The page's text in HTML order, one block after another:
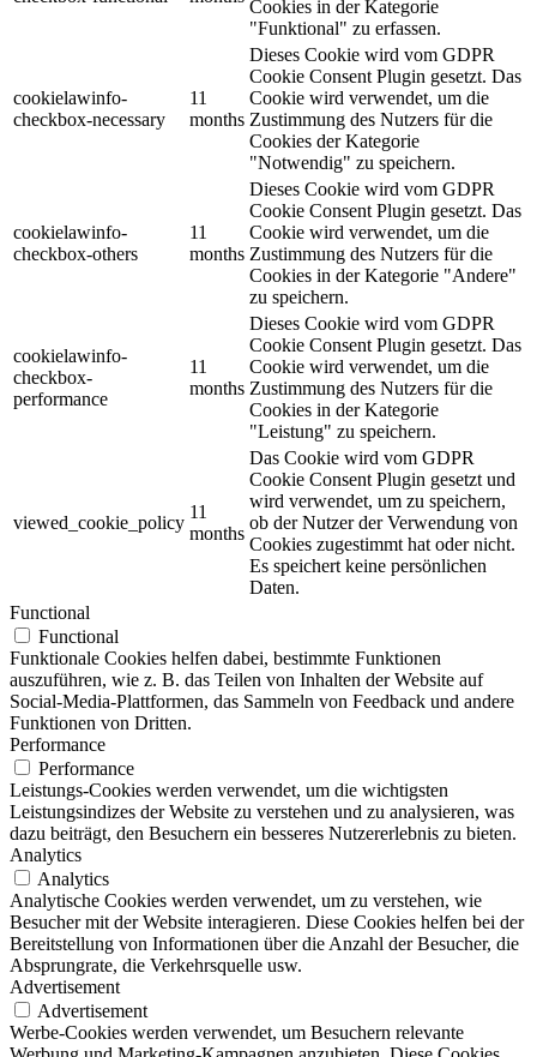
Cookies in der Kategorie
"Funktional" zu erfassen.
cookielawinfo-
checkbox-necessary
11
months
Dieses Cookie wird vom GDPR
Cookie Consent Plugin gesetzt. Das
Cookie wird verwendet, um die
Zustimmung des Nutzers für die
Cookies der Kategorie
"Notwendig" zu speichern.
cookielawinfo-
checkbox-others
11
months
Dieses Cookie wird vom GDPR
Cookie Consent Plugin gesetzt. Das
Cookie wird verwendet, um die
Zustimmung des Nutzers für die
Cookies in der Kategorie "Andere"
zu speichern.
cookielawinfo-
checkbox-
performance
11
months
Dieses Cookie wird vom GDPR
Cookie Consent Plugin gesetzt. Das
Cookie wird verwendet, um die
Zustimmung des Nutzers für die
Cookies in der Kategorie
"Leistung" zu speichern.
viewed_cookie_policy
11
months
Das Cookie wird vom GDPR
Cookie Consent Plugin gesetzt und
wird verwendet, um zu speichern,
ob der Nutzer der Verwendung von
Cookies zugestimmt hat oder nicht.
Es speichert keine persönlichen
Daten.
Functional
Functional
Funktionale Cookies helfen dabei, bestimmte Funktionen
auszuführen, wie z. B. das Teilen von Inhalten der Website auf
Social-Media-Plattformen, das Sammeln von Feedback und andere
Funktionen von Dritten.
Performance
Performance
Leistungs-Cookies werden verwendet, um die wichtigsten
Leistungsindizes der Website zu verstehen und zu analysieren, was
dazu beiträgt, den Besuchern ein besseres Nutzererlebnis zu bieten.
Analytics
Analytics
Analytische Cookies werden verwendet, um zu verstehen, wie
Besucher mit der Website interagieren. Diese Cookies helfen bei der
Bereitstellung von Informationen über die Anzahl der Besucher, die
Absprungrate, die Verkehrsquelle usw.
Advertisement
Advertisement
Werbe-Cookies werden verwendet, um Besuchern relevante